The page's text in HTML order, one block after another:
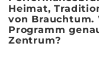
Heimat,
von
Programm
Zentrum?